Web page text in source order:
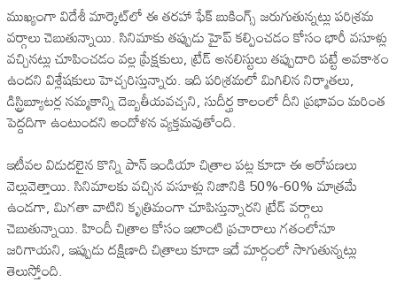
ముఖ్యంగా విదేశీ మార్కెట్‌లో ఈ తరహా ఫేక్ బుకింగ్స్ జరుగుతున్నట్లు పరిశ్రమ
వర్గాలు చెబుతున్నాయి. సినిమాకు తప్పుడు హైప్ కల్పించడం కోసం భారీ వసూళ్లు
వచ్చినట్లు చూపించడం వల్ల ప్రేక్షకులు, ట్రేడ్ అనలిస్టులు తప్పుదారి పట్టే అవకాశం
ఉందని విశ్లేషకులు హెచ్చరిస్తున్నారు. ఇది పరిశ్రమలో మిగిలిన నిర్మాతలు,
డిస్ట్రిబ్యూటర్ల నమ్మకాన్ని దెబ్బతీయవచ్చని, సుదీర్ఘ కాలంలో దీని ప్రభావం మరింత
పెద్దదిగా ఉంటుందని ఆందోళన వ్యక్తమవుతోంది.
ఇటీవల విడుదలైన కొన్ని పాన్ ఇండియా చిత్రాల పట్ల కూడా ఈ ఆరోపణలు
వెల్లువెత్తాయి. సినిమాలకు వచ్చిన వసూళ్లు నిజానికి 50%-60% మాత్రమే
ఉండగా, మిగతా వాటిని కృత్రిమంగా చూపిస్తున్నారని ట్రేడ్ వర్గాలు
చెబుతున్నాయి. హిందీ చిత్రాల కోసం ఇలాంటి ప్రచారాలు గతంలోనూ
జరిగాయని, ఇప్పుడు దక్షిణాది చిత్రాలు కూడా ఇదే మార్గంలో సాగుతున్నట్లు
తెలుస్తోంది.